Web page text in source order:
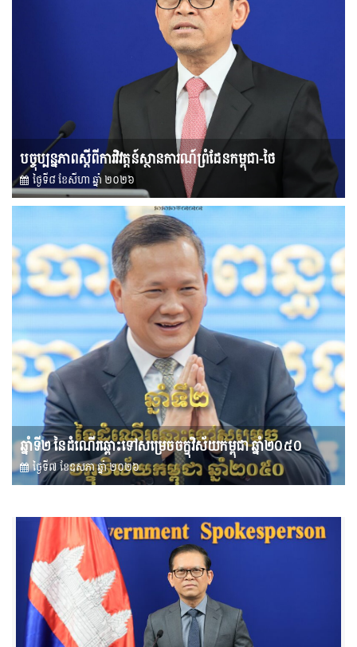
បច្ចុប្បន្នភាពស្ដីពីការវិវត្តន៍ស្ថានការណ៍ព្រំដែនកម្ពុជា-ថៃ
ថ្ងៃទី៨ ខែ​សីហា ឆ្នាំ ២០២៦
ឆ្នាំទី២ នៃដំណើរឆ្ពោះទៅសម្រេច​ចក្ខុវិស័យ​កម្ពុជា ឆ្នាំ២០៥០
ថ្ងៃទី៧ ខែ​ឧសភា ឆ្នាំ ២០២៦